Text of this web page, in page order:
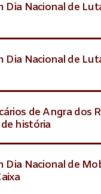
Dia Nacional de
Dia Nacional de
de Angra dos
história
Dia Nacional de